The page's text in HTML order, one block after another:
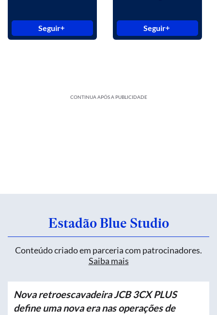
Seguir Seguir
CONTINUA APÓS A PUBLICIDADE
Estadão Blue Studio
Conteúdo criado em parceria com patrocinadores.
Saiba mais
Nova retroescavadeira JCB 3CX PLUS
define uma nova era nas operações de